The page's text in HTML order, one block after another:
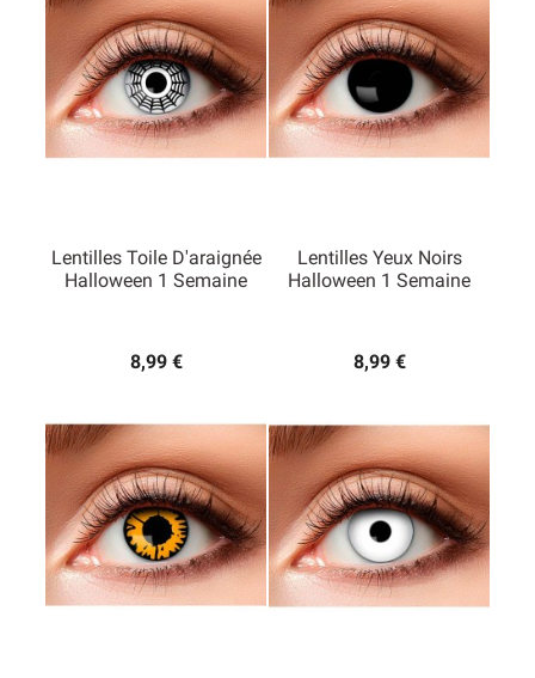
Lentilles Toile D'araignée
Halloween 1 Semaine
8,99 €
Lentilles Yeux Noirs
Halloween 1 Semaine
8,99 €